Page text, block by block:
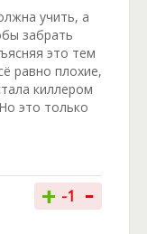
учить, а
забрать
это тем
равно плохие,
киллером
это только
+ -1 -